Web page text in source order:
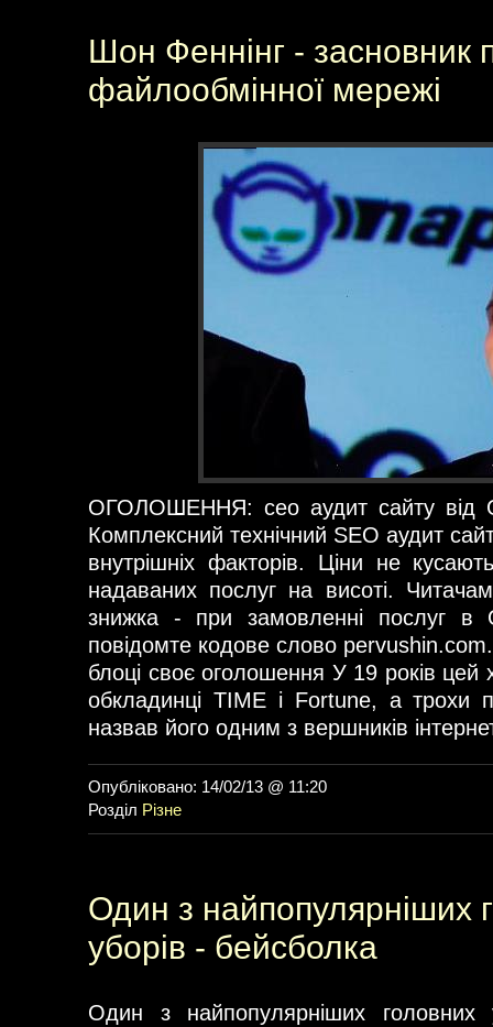
Шон Феннінг - засновник
файлообмінної мережі
ОГОЛОШЕННЯ: сео аудит сайту від
Комплексний технічний SEO аудит
внутрішніх факторів. Ціни не
надаваних послуг на висоті.
знижка - при замовленні послуг в
повідомте кодове слово
блоці своє оголошення У 19 років цей
обкладинці TIME і Fortune, а трохи
назвав його одним з вершників
Опубліковано: 14/02/13 @ 11:20
Розділ Різне
Один з найпопулярніших
уборів - бейсболка
Один з найпопулярніших головних